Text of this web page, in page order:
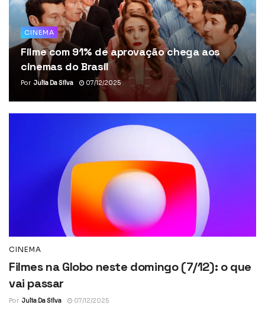
CINEMA
Filme com 91% de aprovação chega aos
cinemas do Brasil
Por Julia Da Silva 07/12/2025
CINEMA
Filmes na Globo neste domingo (7/12): o que
vai passar
Por Julia Da Silva 07/12/2025